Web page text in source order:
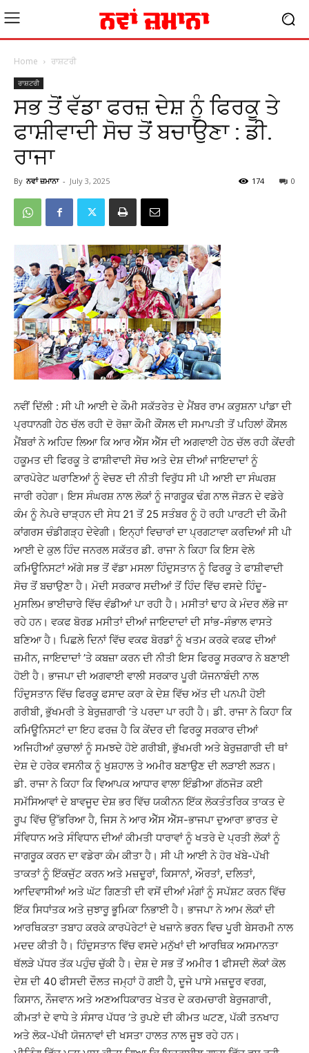
Home ਰਾਸ਼ਟਰੀ
ਰਾਸ਼ਟਰੀ
ਸਭ ਤੋਂ ਵੱਡਾ ਫਰਜ਼ ਦੇਸ਼ ਨੂੰ ਫਿਰਕੂ ਤੇ
ਫਾਸ਼ੀਵਾਦੀ ਸੋਚ ਤੋਂ ਬਚਾਉਣਾ : ਡੀ.
ਰਾਜਾ
By ਨਵਾਂ ਜ਼ਮਾਨਾ - July 3, 2025 0
174
ਨਵੀਂ ਦਿੱਲੀ : ਸੀ ਪੀ ਆਈ ਦੇ ਕੌਮੀ ਸਕੱਤਰੇਤ ਦੇ ਮੈਂਬਰ ਰਾਮ ਕਰੁਸ਼ਨਾ ਪਾਂਡਾ ਦੀ
ਪ੍ਰਧਾਨਗੀ ਹੇਠ ਚੱਲ ਰਹੀ ਦੋ ਰੋਜ਼ਾ ਕੌਮੀ ਕੌਂਸਲ ਦੀ ਸਮਾਪਤੀ ਤੋਂ ਪਹਿਲਾਂ ਕੌਂਸਲ
ਮੈਂਬਰਾਂ ਨੇ ਅਹਿਦ ਲਿਆ ਕਿ ਆਰ ਐੱਸ ਐੱਸ ਦੀ ਅਗਵਾਈ ਹੇਠ ਚੱਲ ਰਹੀ ਕੇਂਦਰੀ
ਹਕੂਮਤ ਦੀ ਫਿਰਕੂ ਤੇ ਫਾਸ਼ੀਵਾਦੀ ਸੋਚ ਅਤੇ ਦੇਸ਼ ਦੀਆਂ ਜਾਇਦਾਦਾਂ ਨੂੰ
ਕਾਰਪੋਰੇਟ ਘਰਾਣਿਆਂ ਨੂੰ ਵੇਚਣ ਦੀ ਨੀਤੀ ਵਿਰੁੱਧ ਸੀ ਪੀ ਆਈ ਦਾ ਸੰਘਰਸ਼
ਜਾਰੀ ਰਹੇਗਾ। ਇਸ ਸੰਘਰਸ਼ ਨਾਲ ਲੋਕਾਂ ਨੂੰ ਜਾਗਰੂਕ ਢੰਗ ਨਾਲ ਜੋੜਨ ਦੇ ਵਡੇਰੇ
ਕੰਮ ਨੂੰ ਨੇਪਰੇ ਚਾੜ੍ਹਨ ਦੀ ਸੇਧ 21 ਤੋਂ 25 ਸਤੰਬਰ ਨੂੰ ਹੋ ਰਹੀ ਪਾਰਟੀ ਦੀ ਕੌਮੀ
ਕਾਂਗਰਸ ਚੰਡੀਗੜ੍ਹ ਦੇਵੇਗੀ। ਇਨ੍ਹਾਂ ਵਿਚਾਰਾਂ ਦਾ ਪ੍ਰਗਟਾਵਾ ਕਰਦਿਆਂ ਸੀ ਪੀ
ਆਈ ਦੇ ਕੁਲ ਹਿੰਦ ਜਨਰਲ ਸਕੱਤਰ ਡੀ. ਰਾਜਾ ਨੇ ਕਿਹਾ ਕਿ ਇਸ ਵੇਲੇ
ਕਮਿਊਨਿਸਟਾਂ ਅੱਗੇ ਸਭ ਤੋਂ ਵੱਡਾ ਮਸਲਾ ਹਿੰਦੁਸਤਾਨ ਨੂੰ ਫਿਰਕੂ ਤੇ ਫਾਸ਼ੀਵਾਦੀ
ਸੋਚ ਤੋਂ ਬਚਾਉਣਾ ਹੈ। ਮੋਦੀ ਸਰਕਾਰ ਸਦੀਆਂ ਤੋਂ ਹਿੰਦ ਵਿੱਚ ਵਸਦੇ ਹਿੰਦੂ-
ਮੁਸਲਿਮ ਭਾਈਚਾਰੇ ਵਿੱਚ ਵੰਡੀਆਂ ਪਾ ਰਹੀ ਹੈ। ਮਸੀਤਾਂ ਢਾਹ ਕੇ ਮੰਦਰ ਲੱਭੇ ਜਾ
ਰਹੇ ਹਨ। ਵਕਫ ਬੋਰਡ ਮਸੀਤਾਂ ਦੀਆਂ ਜਾਇਦਾਦਾਂ ਦੀ ਸਾਂਭ-ਸੰਭਾਲ ਵਾਸਤੇ
ਬਣਿਆ ਹੈ। ਪਿਛਲੇ ਦਿਨਾਂ ਵਿੱਚ ਵਕਫ ਬੋਰਡਾਂ ਨੂੰ ਖਤਮ ਕਰਕੇ ਵਕਫ ਦੀਆਂ
ਜ਼ਮੀਨ, ਜਾਇਦਾਦਾਂ ’ਤੇ ਕਬਜ਼ਾ ਕਰਨ ਦੀ ਨੀਤੀ ਇਸ ਫਿਰਕੂ ਸਰਕਾਰ ਨੇ ਬਣਾਈ
ਹੋਈ ਹੈ। ਭਾਜਪਾ ਦੀ ਅਗਵਾਈ ਵਾਲੀ ਸਰਕਾਰ ਪੂਰੀ ਯੋਜਨਾਬੰਦੀ ਨਾਲ
ਹਿੰਦੁਸਤਾਨ ਵਿੱਚ ਫਿਰਕੂ ਫਸਾਦ ਕਰਾ ਕੇ ਦੇਸ਼ ਵਿੱਚ ਅੱਤ ਦੀ ਪਨਪੀ ਹੋਈ
ਗਰੀਬੀ, ਭੁੱਖਮਰੀ ਤੇ ਬੇਰੁਜ਼ਗਾਰੀ ’ਤੇ ਪਰਦਾ ਪਾ ਰਹੀ ਹੈ। ਡੀ. ਰਾਜਾ ਨੇ ਕਿਹਾ ਕਿ
ਕਮਿਊਨਿਸਟਾਂ ਦਾ ਇਹ ਫਰਜ਼ ਹੈ ਕਿ ਕੇਂਦਰ ਦੀ ਫਿਰਕੂ ਸਰਕਾਰ ਦੀਆਂ
ਅਜਿਹੀਆਂ ਕੁਚਾਲਾਂ ਨੂੰ ਸਮਝਦੇ ਹੋਏ ਗਰੀਬੀ, ਭੁੱਖਮਰੀ ਅਤੇ ਬੇਰੁਜ਼ਗਾਰੀ ਦੀ ਥਾਂ
ਦੇਸ਼ ਦੇ ਹਰੇਕ ਵਸਨੀਕ ਨੂੰ ਖੁਸ਼ਹਾਲ ਤੇ ਅਮੀਰ ਬਣਾਉਣ ਦੀ ਲੜਾਈ ਲੜਨ।
ਡੀ. ਰਾਜਾ ਨੇ ਕਿਹਾ ਕਿ ਵਿਆਪਕ ਆਧਾਰ ਵਾਲਾ ਇੰਡੀਆ ਗੱਠਜੋੜ ਕਈ
ਸਮੱਸਿਆਵਾਂ ਦੇ ਬਾਵਜੂਦ ਦੇਸ਼ ਭਰ ਵਿੱਚ ਯਕੀਨਨ ਇੱਕ ਲੋਕਤੰਤਰਿਕ ਤਾਕਤ ਦੇ
ਰੂਪ ਵਿੱਚ ਉੱਭਰਿਆ ਹੈ, ਜਿਸ ਨੇ ਆਰ ਐੱਸ ਐੱਸ-ਭਾਜਪਾ ਦੁਆਰਾ ਭਾਰਤ ਦੇ
ਸੰਵਿਧਾਨ ਅਤੇ ਸੰਵਿਧਾਨ ਦੀਆਂ ਕੀਮਤੀ ਧਾਰਾਵਾਂ ਨੂੰ ਖਤਰੇ ਦੇ ਪ੍ਰਤੀ ਲੋਕਾਂ ਨੂੰ
ਜਾਗਰੂਕ ਕਰਨ ਦਾ ਵਡੇਰਾ ਕੰਮ ਕੀਤਾ ਹੈ। ਸੀ ਪੀ ਆਈ ਨੇ ਹੋਰ ਖੱਬੇ-ਪੱਖੀ
ਤਾਕਤਾਂ ਨੂੰ ਇੱਕਜੁੱਟ ਕਰਨ ਅਤੇ ਮਜ਼ਦੂਰਾਂ, ਕਿਸਾਨਾਂ, ਔਰਤਾਂ, ਦਲਿਤਾਂ,
ਆਦਿਵਾਸੀਆਂ ਅਤੇ ਘੱਟ ਗਿਣਤੀ ਦੀ ਵਸੋਂ ਦੀਆਂ ਮੰਗਾਂ ਨੂੰ ਸਪੱਸ਼ਟ ਕਰਨ ਵਿੱਚ
ਇੱਕ ਸਿਧਾਂਤਕ ਅਤੇ ਜੁਝਾਰੂ ਭੂਮਿਕਾ ਨਿਭਾਈ ਹੈ। ਭਾਜਪਾ ਨੇ ਆਮ ਲੋਕਾਂ ਦੀ
ਆਰਥਿਕਤਾ ਤਬਾਹ ਕਰਕੇ ਕਾਰਪੋਰੇਟਾਂ ਦੇ ਖਜ਼ਾਨੇ ਭਰਨ ਵਿਚ ਪੂਰੀ ਬੇਸਰਮੀ ਨਾਲ
ਮਦਦ ਕੀਤੀ ਹੈ। ਹਿੰਦੁਸਤਾਨ ਵਿੱਚ ਵਸਦੇ ਮਨੁੱਖਾਂ ਦੀ ਆਰਥਿਕ ਅਸਮਾਨਤਾ
ਥੱਲੜੇ ਪੱਧਰ ਤੱਕ ਪਹੁੰਚ ਚੁੱਕੀ ਹੈ। ਦੇਸ਼ ਦੇ ਸਭ ਤੋਂ ਅਮੀਰ 1 ਫੀਸਦੀ ਲੋਕਾਂ ਕੋਲ
ਦੇਸ਼ ਦੀ 40 ਫੀਸਦੀ ਦੌਲਤ ਜਮ੍ਹਾਂ ਹੋ ਗਈ ਹੈ, ਦੂਜੇ ਪਾਸੇ ਮਜ਼ਦੂਰ ਵਰਗ,
ਕਿਸਾਨ, ਨੌਜਵਾਨ ਅਤੇ ਅਣਅਧਿਕਾਰਤ ਖੇਤਰ ਦੇ ਕਰਮਚਾਰੀ ਬੇਰੁਜਗਾਰੀ,
ਕੀਮਤਾਂ ਦੇ ਵਾਧੇ ਤੇ ਸੰਸਾਰ ਪੱਧਰ ’ਤੇ ਰੁਪਏ ਦੀ ਕੀਮਤ ਘਟਣ, ਪੱਕੀ ਤਨਖਾਹ
ਅਤੇ ਲੋਕ-ਪੱਖੀ ਯੋਜਨਾਵਾਂ ਦੀ ਖਸਤਾ ਹਾਲਤ ਨਾਲ ਜੂਝ ਰਹੇ ਹਨ।